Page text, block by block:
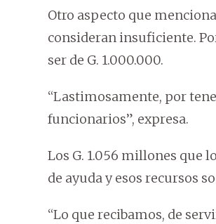
Otro aspecto que
consideran insuficiente.
ser de G. 1.000.000.
“Lastimosamente, por
funcionarios”, expresa.
Los G. 1.056 millones que
de ayuda y esos recursos
“Lo que recibamos, de